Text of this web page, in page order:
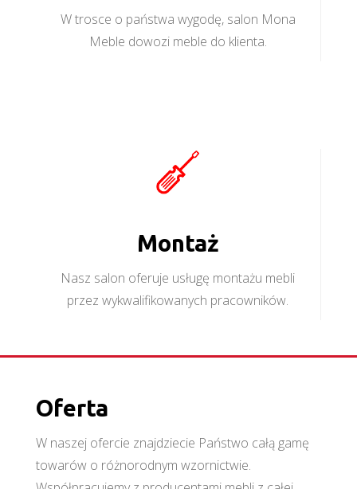
W trosce o państwa wygodę, salon Mona
Meble dowozi meble do klienta.
Montaż
Nasz salon oferuje usługę montażu mebli
przez wykwalifikowanych pracowników.
Oferta
W naszej ofercie znajdziecie Państwo całą gamę
towarów o różnorodnym wzornictwie.